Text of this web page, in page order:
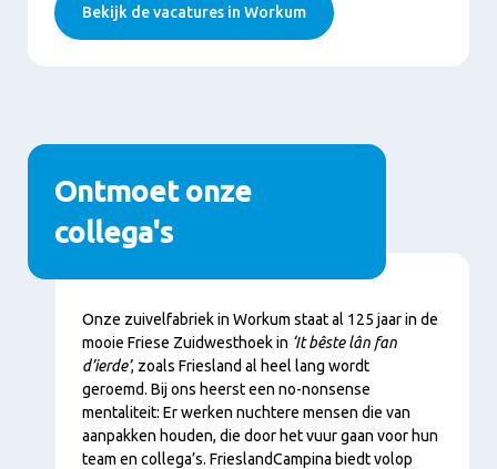
Bekijk de vacatures in Workum
Ontmoet onze
collega's
Content
Onze zuivelfabriek in Workum staat al 125 jaar in de
mooie Friese Zuidwesthoek in ‘It bêste lân fan
d’ierde’, zoals Friesland al heel lang wordt
geroemd. Bij ons heerst een no-nonsense
mentaliteit: Er werken nuchtere mensen die van
aanpakken houden, die door het vuur gaan voor hun
team en collega’s. FrieslandCampina biedt volop